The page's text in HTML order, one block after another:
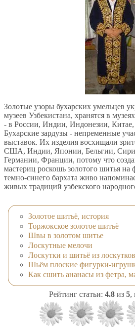
Золотые узоры бухарских умельцев
музеев Узбекистана, хранятся в
- в России, Индии, Индонезии,
Бухарские зардузы - непременные
выставок. Их изделия восхищали
США, Индии, Японии, Бельгии,
Германии, Франции, потому что
мастериц роскошь золотого шитья
темно-синего бархата живо
живых традиций узбекского
Золотое шитьё, история
Торжокское золотое шитьё
Швы в золотом шитье
Лоскутные мелочи
Лоскутки и шитьё из лоскутков
Шьём плоские фигурки-
Как сшить ананасы из фетра,
Рейтинг статьи: 4.8 из 5,